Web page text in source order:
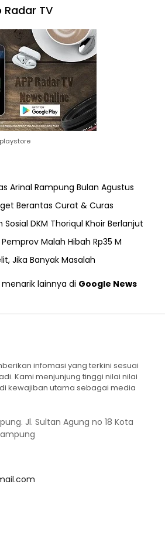
TV
Arinal Rampung Bulan Agustus
Berantas Curat & Curas
DKM Thoriqul Khoir Berlanjut
Malah Hibah Rp35 M
Jika Banyak Masalah
lainnya di Google News
infomasi yang terkini sesuai
Kami menjunjung tinggi nilai nilai
kewajiban utama sebagai media
Jl. Sultan Agung no 18 Kota